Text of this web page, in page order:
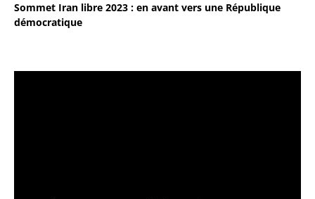
Sommet Iran libre 2023 : en avant vers une République
démocratique